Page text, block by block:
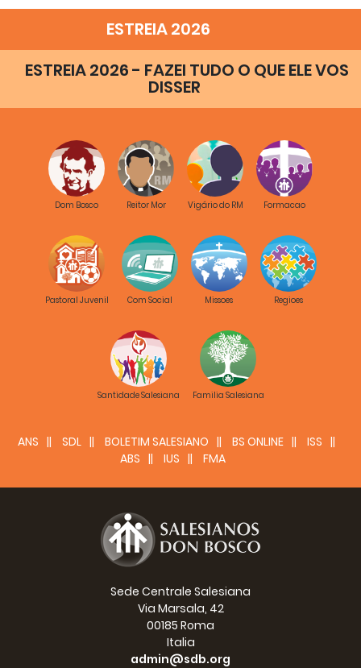
Imagem Título e Conteúdos VisitasDownload
Dados |16-03-2017
31645
ESTREIA 2026
ESTREIA 2026 - FAZEI TUDO O QUE ELE VOS
DISSER
Dom Bosco Reitor Mor Vigário do RM Formacao
Pastoral Juvenil Com Social Missoes Regioes
Santidade Salesiana Familia Salesiana
ANS SDL BOLETIM SALESIANO BS ONLINE
ISS
ABS
IUS FMA
Sede Centrale Salesiana
Via Marsala, 42
00185 Roma
Italia
admin@sdb.org